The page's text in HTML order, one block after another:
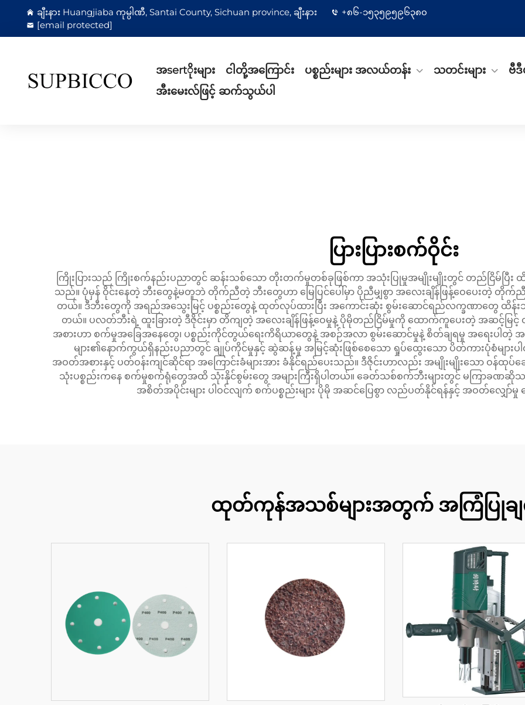
ချီးနား Huangjiaba ကုမ္ပါဏီ, Santai County, Sichuan province, ချီးနား
+၈၆-၁၅၃၅၉၅၉၆၃၈၀
[email protected]
အsertိုးများ ငါတို့အကြောင်း ပစ္စည်းများ အလယ်တန်း သတင်းများ
ဗီဒီ
အီးမေးလ်ဖြင့် ဆက်သွယ်ပါ
ပြားပြားစက်ဝိုင်း
ကြိုးပြားသည် ကြိုးစက်နည်းပညာတွင် ဆန်းသစ်သော တိုးတက်မှုတစ်ခုဖြစ်ကာ အသုံးပြုမှုအမျိုးမျိုးတွင် တည်ငြိမ်ပြီး
သည်။ ပုံမှန် ဝိုင်းနေတဲ့ ဘီးတွေနဲ့မတူဘဲ တိုက်ညီတဲ့ ဘီးတွေဟာ မြေပြင်ပေါ်မှာ ပိုညီမျှစွာ အလေးချိန်ဖြန့်ဝေပေးတဲ့ တိုက်ညီ
တယ်။ ဒီဘီးတွေကို အရည်အသွေးမြင့် ပစ္စည်းတွေနဲ့ ထုတ်လုပ်ထားပြီး အကောင်းဆုံး စွမ်းဆောင်ရည်လက္ခဏာတွေ ထိန်း
တယ်။ ပလတ်ဘီးရဲ့ ထူးခြားတဲ့ ဒီဇိုင်းမှာ တိကျတဲ့ အလေးချိန်ဖြန့်ဝေမှုနဲ့ ပိုမိုတည်ငြိမ်မှုကို ထောက်ကူပေးတဲ့ အဆင့်မြ
အစားဟာ စက်မှုအခြေအနေတွေ၊ ပစ္စည်းကိုင်တွယ်ရေးကိရိယာတွေနဲ့ အစဉ်အလာ စွမ်းဆောင်မှုနဲ့ စိတ်ချရမှု အရေးပါတဲ့ အ
များ၏နောက်ကွယ်ရှိနည်းပညာတွင် ချုပ်ကိုင်မှုနှင့် ဆွဲဆန့်မှု အမြင့်ဆုံးဖြစ်စေသော ရှုပ်ထွေးသော ပိတ်ကားပုံစံများပါ
အဝတ်အစားနှင့် ပတ်ဝန်းကျင်ဆိုင်ရာ အကြောင်းခံများအား ခံနိုင်ရည်ပေးသည်။ ဒီဇိုင်းဟာလည်း အမျိုးမျိုးသော ဝန်
သုံးပစ္စည်းကနေ စက်မှုစက်ရုံတွေအထိ သုံးနိုင်စွမ်းတွေ အများကြီးရှိပါတယ်။ ခေတ်သစ်စက်ဘီးများတွင် မကြာခဏ
အစိတ်အပိုင်းများ ပါဝင်လျက် စက်ပစ္စည်းများ ပိုမို အဆင်ပြေစွာ လည်ပတ်နိုင်ရန်နှင့် အဝတ်လျှော်
ထုတ်ကုန်အသစ်များအတွက် အကြံပြုချ